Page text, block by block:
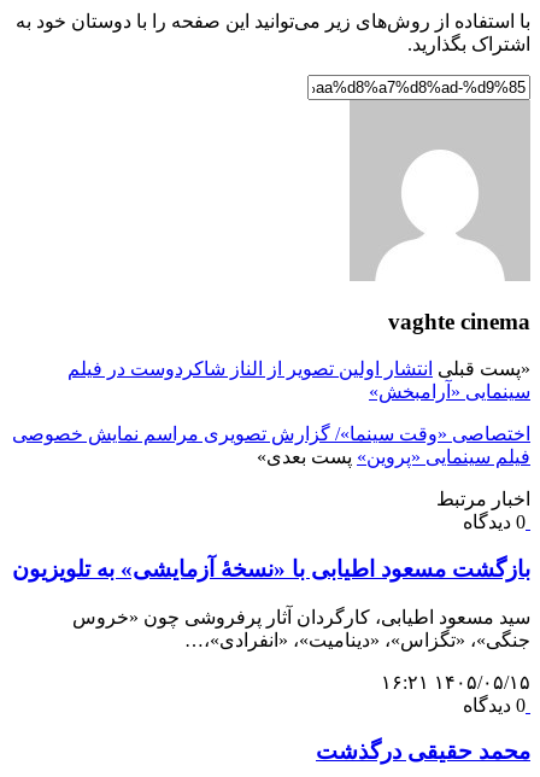
با استفاده از روش‌های زیر می‌توانید این صفحه را با دوستان خود به
اشتراک بگذارید.
vaghte cinema
«پست قبلی انتشار اولین تصویر از الناز شاکردوست در فیلم
سینمایی «آرامبخش»
اختصاصی «وقت سینما»/ گزارش تصویری مراسم نمایش خصوصی
فیلم سینمایی «پروین» پست بعدی»
اخبار مرتبط
0 دیدگاه
بازگشت مسعود اطیابی با «نسخهٔ آزمایشی» به تلویزیون
سید مسعود اطیابی، کارگردان آثار پرفروشی چون «خروس
جنگی»، «تگزاس»، «دینامیت»، «انفرادی»،…
۱۴۰۵/۰۵/۱۵ ۱۶:۲۱
0 دیدگاه
محمد حقیقی درگذشت